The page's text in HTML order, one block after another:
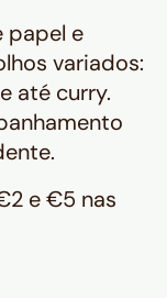
papel e
variados:
até curry.
e €5 nas